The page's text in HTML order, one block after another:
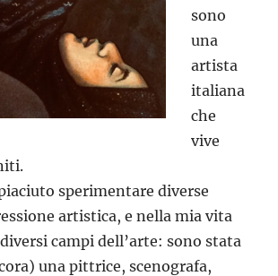
sono
una
artista
italiana
che
vive
sperimentare diverse
artistica, e nella mia vita
campi dell’arte: sono stata
una pittrice, scenografa,